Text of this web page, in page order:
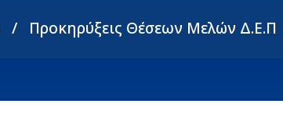
Προκηρύξεις Θέσεων Μελών Δ.Ε.Π